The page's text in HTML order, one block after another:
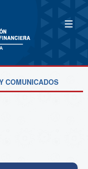
COMUNICADOS